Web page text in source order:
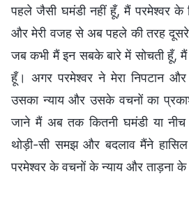
पहले जैसी घमंडी नहीं हूँ, मैं परमेश्वर के
और मेरी वजह से अब पहले की तरह दूसरे
जब कभी मैं इन सबके बारे में सोचती हूँ, मैं
हूँ। अगर परमेश्वर ने मेरा निपटान और
उसका न्याय और उसके वचनों का
जाने मैं अब तक कितनी घमंडी या
थोड़ी-सी समझ और बदलाव मैंने
परमेश्वर के वचनों के न्याय और ताड़ना